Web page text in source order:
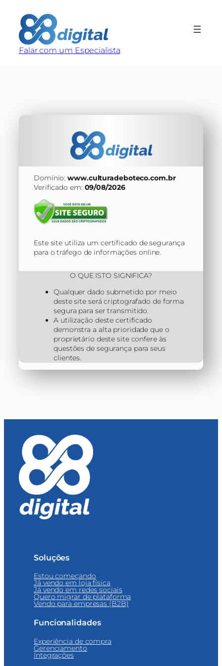
conteúdo
Falar com um Especialista
Domínio:www.culturadeboteco.com.br
Verificado em: 09/08/2026
Este site utiliza um certificado de segurança
para o tráfego de informações online.
O QUE ISTO SIGNIFICA?
Qualquer dado submetido por meio
deste site será criptografado de forma
segura para ser transmitido.
A utilização deste certificado
demonstra a alta prioridade que o
proprietário deste site confere às
questões de segurança para seus
clientes.
Soluções
Estou começando
Já vendo em loja física
Já vendo em redes sociais
Quero migrar de plataforma
Vendo para empresas (B2B)
Funcionalidades
Experiência de compra
Gerenciamento
Integrações